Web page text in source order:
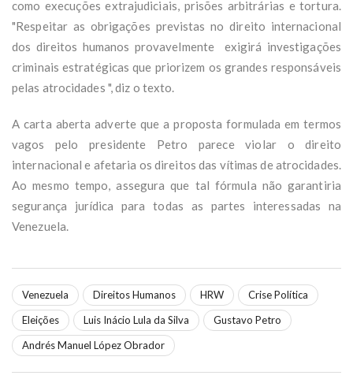
como execuções extrajudiciais, prisões arbitrárias e tortura.
"Respeitar as obrigações previstas no direito internacional
dos direitos humanos provavelmente exigirá investigações
criminais estratégicas que priorizem os grandes responsáveis
pelas atrocidades ", diz o texto.
A carta aberta adverte que a proposta formulada em termos
vagos pelo presidente Petro parece violar o direito
internacional e afetaria os direitos das vítimas de atrocidades.
Ao mesmo tempo, assegura que tal fórmula não garantiria
segurança jurídica para todas as partes interessadas na
Venezuela.
Venezuela Direitos Humanos HRW
Crise Política
Eleições
Luis Inácio Lula da Silva
Gustavo Petro
Andrés Manuel López Obrador